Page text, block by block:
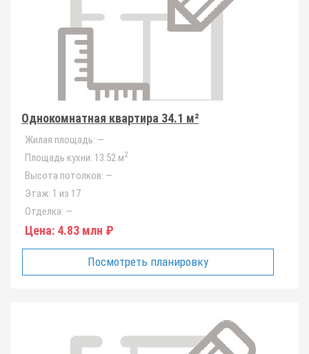
Однокомнатная квартира 34.1 м²
Жилая площадь: —
Площадь кухни: 13.52 м2
Высота потолков: —
Этаж: 1 из 17
Отделка: —
Цена: 4.83 млн ₽
Посмотреть планировку